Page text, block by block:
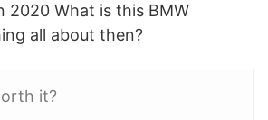
2020 What is this BMW
all about then?
it?